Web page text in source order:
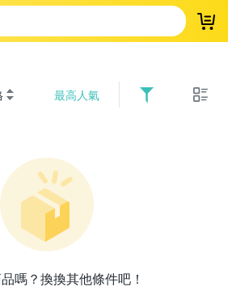
登
最高人氣
嗎？換換其他條件吧！